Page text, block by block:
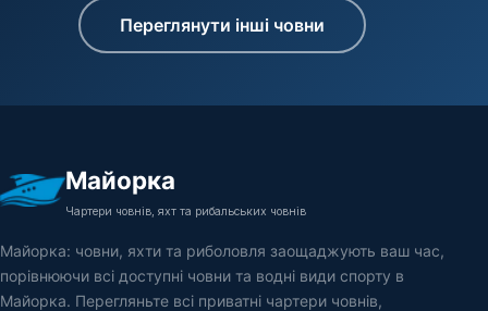
Переглянути інші човни
Майорка
Чартери човнів, яхт та рибальських човнів
Майорка: човни, яхти та риболовля заощаджують ваш час,
порівнюючи всі доступні човни та водні види спорту в
Майорка. Перегляньте всі приватні чартери човнів,